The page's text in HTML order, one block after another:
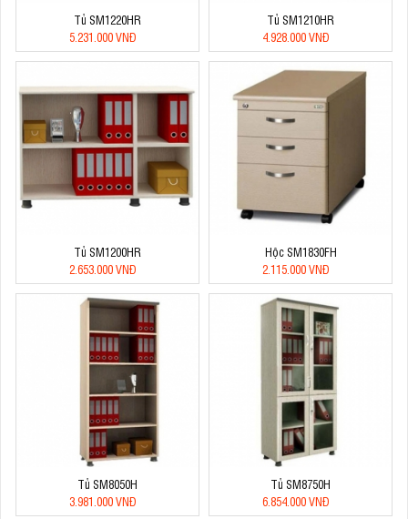
Tủ SM1220HR
5.231.000 VNĐ
Tủ SM1210HR
4.928.000 VNĐ
Tủ SM1200HR
2.653.000 VNĐ
Hộc SM1830FH
2.115.000 VNĐ
Tủ SM8050H
3.981.000 VNĐ
Tủ SM8750H
6.854.000 VNĐ